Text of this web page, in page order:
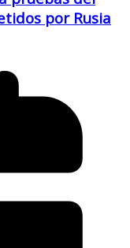
por Rusia